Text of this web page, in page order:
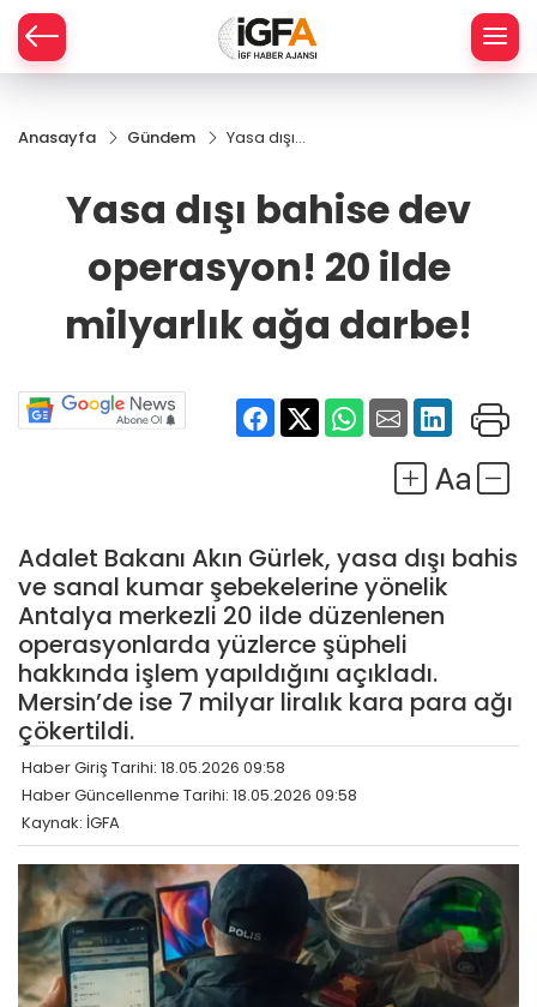
Anasayfa Gündem
Yasa dışı
20 ilde
milyarlık
ağa darbe!
Yasa dışı bahise dev
operasyon! 20 ilde
milyarlık ağa darbe!
Adalet Bakanı Akın Gürlek, yasa dışı bahis
ve sanal kumar şebekelerine yönelik
Antalya merkezli 20 ilde düzenlenen
operasyonlarda yüzlerce şüpheli
hakkında işlem yapıldığını açıkladı.
Mersin’de ise 7 milyar liralık kara para ağı
çökertildi.
Haber Giriş Tarihi: 18.05.2026 09:58
Haber Güncellenme Tarihi: 18.05.2026 09:58
Kaynak: İGFA